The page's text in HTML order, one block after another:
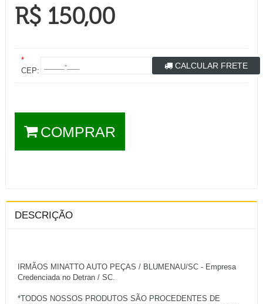
R$ 150,00
*
CEP:
CALCULAR FRETE
COMPRAR
DESCRIÇÃO
IRMÃOS MINATTO AUTO PEÇAS / BLUMENAU/SC - Empresa
Credenciada no Detran / SC.
*TODOS NOSSOS PRODUTOS SÃO PROCEDENTES DE